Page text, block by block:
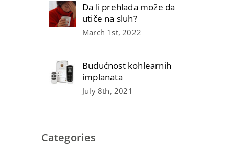
Da li prehlada može da
utiče na sluh?
March 1st, 2022
Budućnost kohlearnih
implanata
July 8th, 2021
Categories